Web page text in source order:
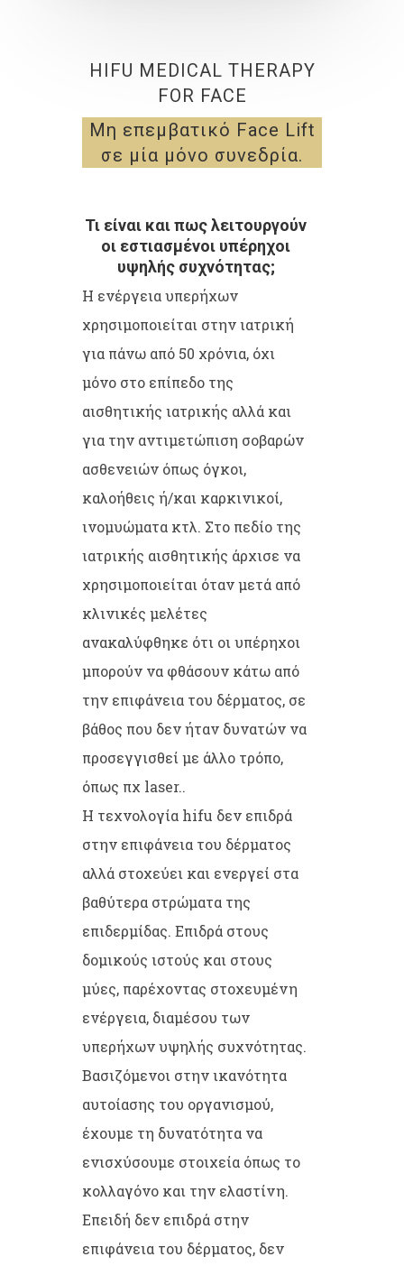
HIFU MEDICAL THERAPY
FOR FACE
Μη επεμβατικό Face Lift
σε μία μόνο συνεδρία.
Τι είναι και πως λειτουργούν
οι εστιασμένοι υπέρηχοι
υψηλής συχνότητας;
Η ενέργεια υπερήχων
χρησιμοποιείται στην ιατρική
για πάνω από 50 χρόνια, όχι
μόνο στο επίπεδο της
αισθητικής ιατρικής αλλά και
για την αντιμετώπιση σοβαρών
ασθενειών όπως όγκοι,
καλοήθεις ή/και καρκινικοί,
ινομυώματα κτλ. Στο πεδίο της
ιατρικής αισθητικής άρχισε να
χρησιμοποιείται όταν μετά από
κλινικές μελέτες
ανακαλύφθηκε ότι οι υπέρηχοι
μπορούν να φθάσουν κάτω από
την επιφάνεια του δέρματος, σε
βάθος που δεν ήταν δυνατών να
προσεγγισθεί με άλλο τρόπο,
όπως πχ laser..
Η τεχνολογία hifu δεν επιδρά
στην επιφάνεια του δέρματος
αλλά στοχεύει και ενεργεί στα
βαθύτερα στρώματα της
επιδερμίδας. Επιδρά στους
δομικούς ιστούς και στους
μύες, παρέχοντας στοχευμένη
ενέργεια, διαμέσου των
υπερήχων υψηλής συχνότητας.
Βασιζόμενοι στην ικανότητα
αυτοίασης του οργανισμού,
έχουμε τη δυνατότητα να
ενισχύσουμε στοιχεία όπως το
κολλαγόνο και την ελαστίνη.
Επειδή δεν επιδρά στην
επιφάνεια του δέρματος, δεν